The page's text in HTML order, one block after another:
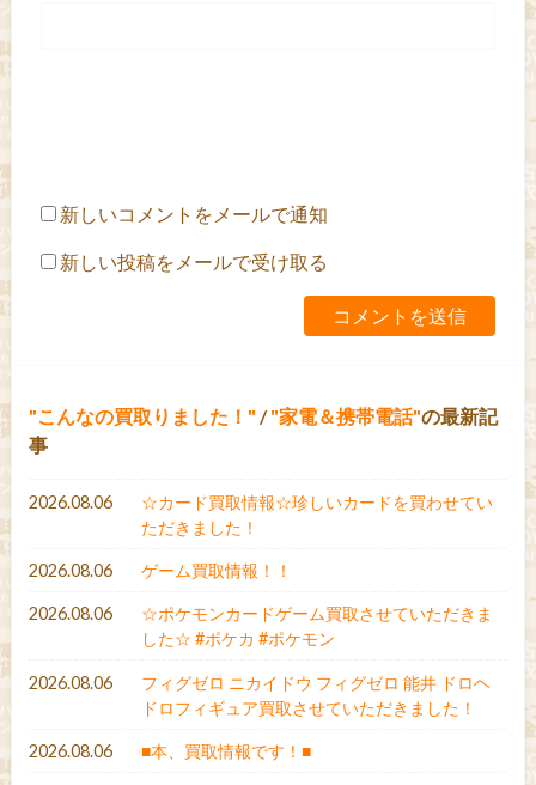
新しいコメントをメールで通知
新しい投稿をメールで受け取る
こんなの買取りました！ / 家電＆携帯電話 の最新記
事
2026.08.06
☆カード買取情報☆珍しいカードを買わせてい
ただきました！
2026.08.06 ゲーム買取情報！！
2026.08.06
☆ポケモンカードゲーム買取させていただきま
した☆ #ポケカ #ポケモン
2026.08.06
フィグゼロ ニカイドウ フィグゼロ 能井 ドロヘ
ドロフィギュア買取させていただきました！
2026.08.06 ■本、買取情報です！■